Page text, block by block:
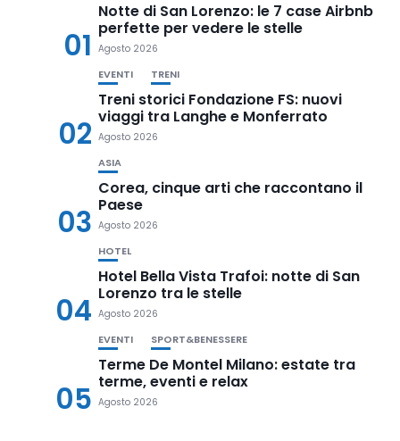
01
Notte di San Lorenzo: le 7 case Airbnb
perfette per vedere le stelle
Agosto 2026
02
EVENTI TRENI
Treni storici Fondazione FS: nuovi
viaggi tra Langhe e Monferrato
Agosto 2026
03
ASIA
Corea, cinque arti che raccontano il
Paese
Agosto 2026
04
HOTEL
Hotel Bella Vista Trafoi: notte di San
Lorenzo tra le stelle
Agosto 2026
05
EVENTI SPORT&BENESSERE
Terme De Montel Milano: estate tra
terme, eventi e relax
Agosto 2026